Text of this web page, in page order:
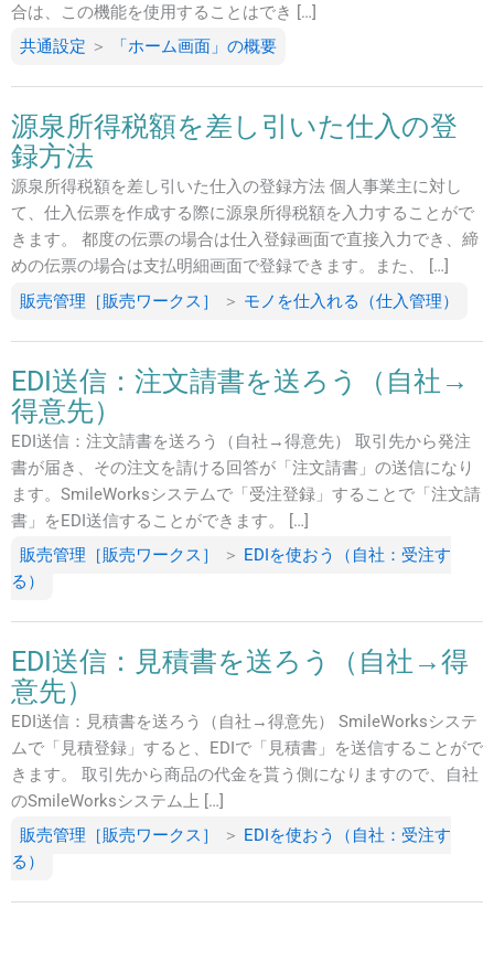
合は、この機能を使用することはでき […]
共通設定 ＞ 「ホーム画面」の概要
源泉所得税額を差し引いた仕入の登
録方法
源泉所得税額を差し引いた仕入の登録方法 個人事業主に対し
て、仕入伝票を作成する際に源泉所得税額を入力することがで
きます。 都度の伝票の場合は仕入登録画面で直接入力でき、締
めの伝票の場合は支払明細画面で登録できます。また、 […]
販売管理［販売ワークス］
＞ モノを仕入れる（仕入管理）
EDI送信：注文請書を送ろう（自社→
得意先）
EDI送信：注文請書を送ろう（自社→得意先） 取引先から発注
書が届き、その注文を請ける回答が「注文請書」の送信になり
ます。SmileWorksシステムで「受注登録」することで「注文請
書」をEDI送信することができます。 […]
販売管理［販売ワークス］
＞ EDIを使おう（自社：受注す
る）
EDI送信：見積書を送ろう（自社→得
意先）
EDI送信：見積書を送ろう（自社→得意先） SmileWorksシステ
ムで「見積登録」すると、EDIで「見積書」を送信することがで
きます。 取引先から商品の代金を貰う側になりますので、自社
のSmileWorksシステム上 […]
販売管理［販売ワークス］
＞ EDIを使おう（自社：受注す
る）